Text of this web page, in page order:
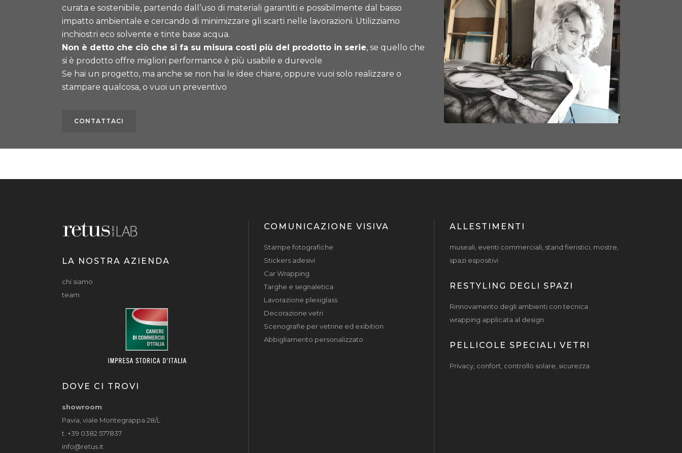
curata e sostenibile, partendo dall’uso di materiali garantiti e possibilmente dal basso
impatto ambientale e cercando di minimizzare gli scarti nelle lavorazioni. Utilizziamo
inchiostri eco solvente e tinte base acqua.
Non è detto che ciò che si fa su misura costi più del prodotto in serie, se quello che
si è prodotto offre migliori performance è più usabile e durevole
Se hai un progetto, ma anche se non hai le idee chiare, oppure vuoi solo realizzare o
stampare qualcosa, o vuoi un preventivo
CONTATTACI
LA NOSTRA AZIENDA
chi siamo
team
DOVE CI TROVI
showroom:
Pavia, viale Montegrappa 28/L
t. +39 0382 577837
info@retus.it
COMUNICAZIONE VISIVA
Stampe fotografiche
Stickers adesivi
Car Wrapping
Targhe e segnaletica
Lavorazione plexiglass
Decorazione vetri
Scenografie per vetrine ed exibition
Abbigliamento personalizzato
ALLESTIMENTI
museali, eventi commerciali, stand fieristici, mostre,
spazi espositivi
RESTYLING DEGLI SPAZI
Rinnovamento degli ambienti con tecnica
wrapping applicata al design
PELLICOLE SPECIALI VETRI
Privacy, confort, controllo solare, sicurezza